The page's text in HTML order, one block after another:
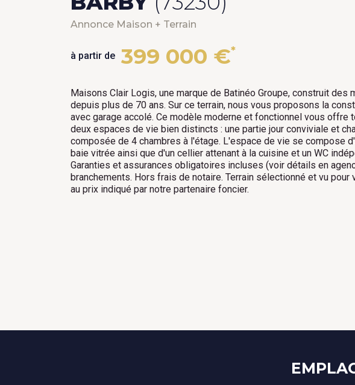
Annonce Maison + Terrain
à partir de 399 000 €*
Maisons Clair Logis, une marque de Batinéo Groupe, construit
depuis plus de 70 ans. Sur ce terrain, nous vous proposons la
avec garage accolé. Ce modèle moderne et fonctionnel vous offre
deux espaces de vie bien distincts : une partie jour conviviale et
composée de 4 chambres à l'étage. L'espace de vie se compose
baie vitrée ainsi que d'un cellier attenant à la cuisine et un WC
Garanties et assurances obligatoires incluses (voir détails en
branchements. Hors frais de notaire. Terrain sélectionné et vu
au prix indiqué par notre partenaire foncier.